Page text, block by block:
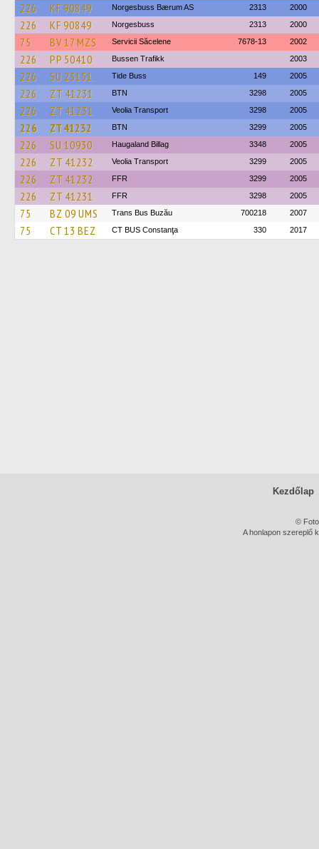
226 KF 90849 Norgesbuss Bærum AS 2313 2000
226 KF 90849 Norgesbuss 2313 2000
75 BV 17 MZS Servicii Săcelene 7678-13 2002
226 PP 50410 Bussen Trafikk 2003
226 SU 23151 Tide Buss 149 2005
226 ZT 41231 BTN 3298 2005
226 ZT 41231 Veolia Transport 3298 2005
226 ZT 41232 BTN 3299 2005
226 SU 10930 Haugaland Billag 3348 2005
226 ZT 41232 Veolia Transport 3299 2005
226 ZT 41232 FFR 3299 2005
226 ZT 41231 FFR 3298 2005
75 BZ 09 UMS Trans Bus Buzău 700218 2007
75 CT 13 BEZ CT BUS Constanţa 330 2017
Kezdőlap
©
A honlapon szereplő